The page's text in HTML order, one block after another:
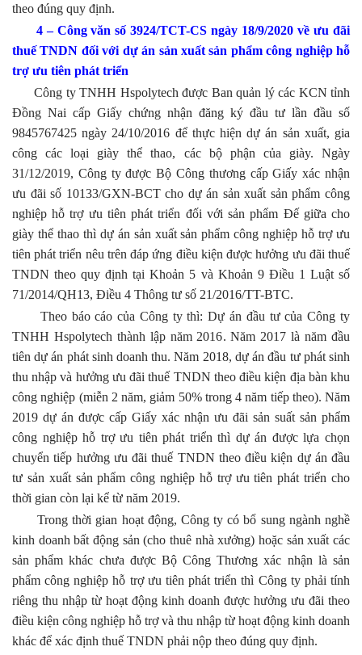
theo đúng quy định.
4 – Công văn số 3924/TCT-CS ngày 18/9/2020 về ưu đãi
thuế TNDN đối với dự án sản xuất sản phẩm công nghiệp hỗ
trợ ưu tiên phát triển
Công ty TNHH Hspolytech được Ban quản lý các KCN tỉnh
Đồng Nai cấp Giấy chứng nhận đăng ký đầu tư lần đầu số
9845767425 ngày 24/10/2016 để thực hiện dự án sản xuất, gia
công các loại giày thể thao, các bộ phận của giày. Ngày
31/12/2019, Công ty được Bộ Công thương cấp Giấy xác nhận
ưu đãi số 10133/GXN-BCT cho dự án sản xuất sản phẩm công
nghiệp hỗ trợ ưu tiên phát triển đối với sản phẩm Đế giữa cho
giày thể thao thì dự án sản xuất sản phẩm công nghiệp hỗ trợ ưu
tiên phát triển nêu trên đáp ứng điều kiện được hưởng ưu đãi thuế
TNDN theo quy định tại Khoản 5 và Khoản 9 Điều 1 Luật số
71/2014/QH13, Điều 4 Thông tư số 21/2016/TT-BTC.
Theo báo cáo của Công ty thì: Dự án đầu tư của Công ty
TNHH Hspolytech thành lập năm 2016. Năm 2017 là năm đầu
tiên dự án phát sinh doanh thu. Năm 2018, dự án đầu tư phát sinh
thu nhập và hưởng ưu đãi thuế TNDN theo điều kiện địa bàn khu
công nghiệp (miễn 2 năm, giảm 50% trong 4 năm tiếp theo). Năm
2019 dự án được cấp Giấy xác nhận ưu đãi sản suất sản phẩm
công nghiệp hỗ trợ ưu tiên phát triển thì dự án được lựa chọn
chuyển tiếp hưởng ưu đãi thuế TNDN theo điều kiện dự án đầu
tư sản xuất sản phẩm công nghiệp hỗ trợ ưu tiên phát triển cho
thời gian còn lại kể từ năm 2019.
Trong thời gian hoạt động, Công ty có bổ sung ngành nghề
kinh doanh bất động sản (cho thuê nhà xưởng) hoặc sản xuất các
sản phẩm khác chưa được Bộ Công Thương xác nhận là sản
phẩm công nghiệp hỗ trợ ưu tiên phát triển thì Công ty phải tính
riêng thu nhập từ hoạt động kinh doanh được hưởng ưu đãi theo
điều kiện công nghiệp hỗ trợ và thu nhập từ hoạt động kinh doanh
khác để xác định thuế TNDN phải nộp theo đúng quy định.